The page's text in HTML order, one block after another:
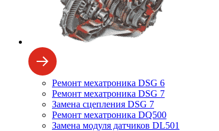
Ремонт мехатроника DSG 6
Ремонт мехатроника DSG 7
Замена сцепления DSG 7
Ремонт мехатроника DQ500
Замена модуля датчиков DL501